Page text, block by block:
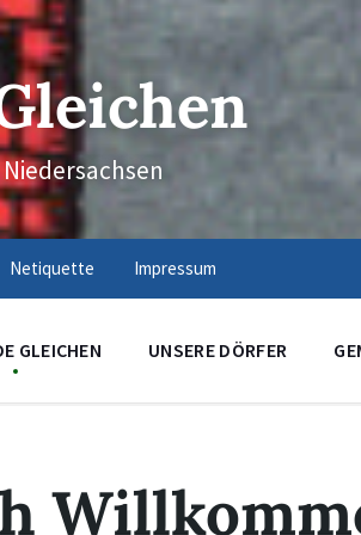
Netiquette Impressum
GLEICHEN UNSERE DÖRFER